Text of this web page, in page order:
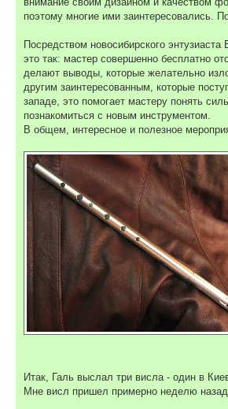
поэтому многие ими заинтересовались.
Посредством новосибирского
это так: мастер совершенно бесплатно
делают выводы, которые желательно
другим заинтересованным, которые
западе, это помогает мастеру понять
познакомиться с новым инструментом.
В общем, интересное и полезное
Итак, Галь выслал три висла - один в
Мне висл пришел примерно неделю